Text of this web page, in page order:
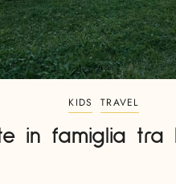
KIDS TRAVEL
in famiglia tra